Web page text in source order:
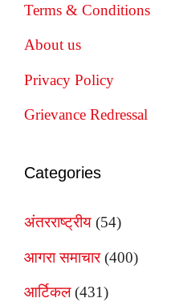
Terms & Conditions
About us
Privacy Policy
Grievance Redressal
Categories
अंतरराष्ट्रीय (54)
आगरा समाचार(400)
आर्टिकल(431)